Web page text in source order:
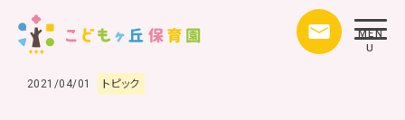
MEN
U
2021/04/01 トピック